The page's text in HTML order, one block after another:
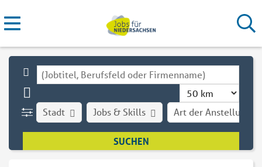
Stadt Art der Anstellung
Jobs & Skills